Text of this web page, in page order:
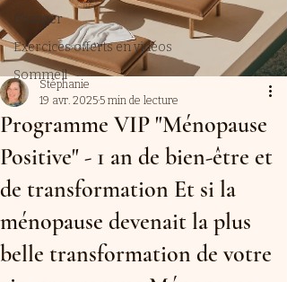
Changer
Exercices offerts en vidéos
Sommeil
Programme VIP "Ménopause
Positive" - 1 an de bien-être et
de transformation Et si la
ménopause devenait la plus
belle transformation de votre
Stéphanie
19 avr. 20255 min de lecture